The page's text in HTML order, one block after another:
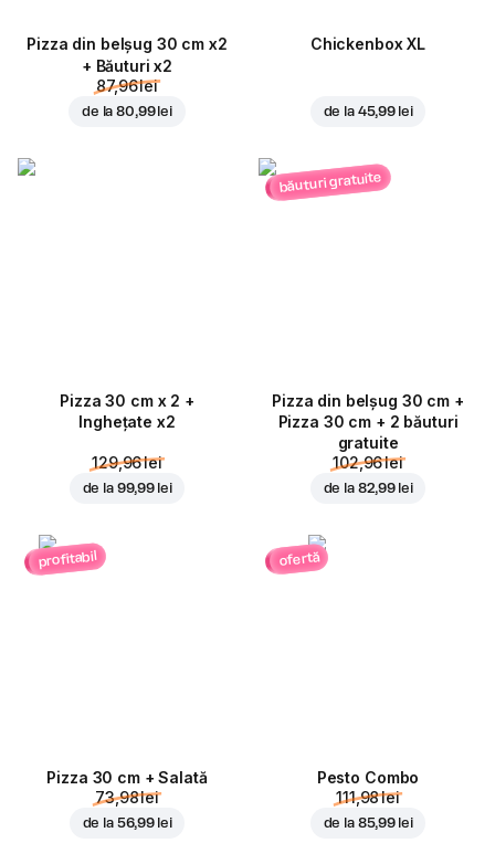
Pizza din belșug 30 cm x2
+ Băuturi x2
87,96 lei
de la80,99 lei
Chickenbox XL
de la 45,99 lei
Pizza 30 cm x 2 +
Inghețate x2
129,96 lei
de la 99,99 lei
băuturi gratuite
Pizza din belșug 30 cm +
Pizza 30 cm + 2 băuturi
gratuite
102,96 lei
de la 82,99 lei
profitabil
Pizza 30 cm + Salată
73,98 lei
de la 56,99 lei
ofertă
Pesto Combo
111,98 lei
de la 85,99 lei